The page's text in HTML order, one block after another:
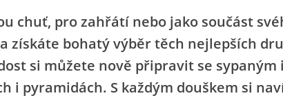
chuť, pro zahřátí nebo jako součást
získáte bohatý výběr těch nejlepších
si můžete nově připravit se sypaným i
i pyramidách. S každým douškem si